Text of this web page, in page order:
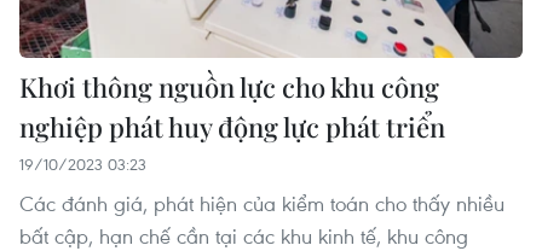
Khơi thông nguồn lực cho khu công
nghiệp phát huy động lực phát triển
19/10/2023 03:23
Các đánh giá, phát hiện của kiểm toán cho thấy nhiều
bất cập, hạn chế cần tại các khu kinh tế, khu công